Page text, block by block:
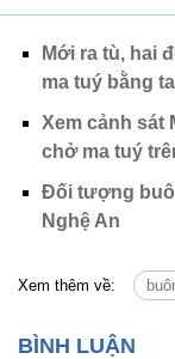
Mới ra tù, hai
ma tuý bằng
Xem cảnh sát
chở ma tuý
Đối tượng
Nghệ An
Xem thêm về: